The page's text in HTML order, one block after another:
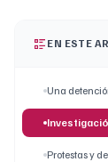
EN ESTE
Una
Protestas y